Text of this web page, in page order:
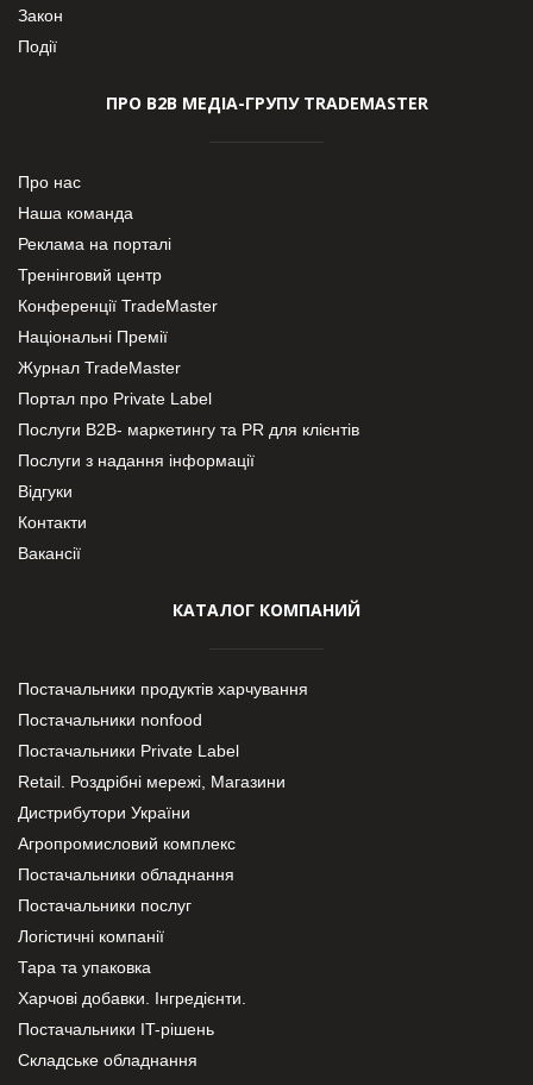
Закон
Події
ПРО В2В МЕДІА-ГРУПУ TRADEMASTER
Про нас
Наша команда
Реклама на порталі
Тренінговий центр
Конференції TradeMaster
Національні Премії
Журнал TradeMaster
Портал про Private Label
Послуги В2В- маркетингу та PR для клієнтів
Послуги з надання інформації
Відгуки
Контакти
Вакансії
КАТАЛОГ КОМПАНИЙ
Постачальники продуктів харчування
Постачальники nonfood
Постачальники Private Label
Retail. Роздрібні мережі, Магазини
Дистрибутори України
Агропромисловий комплекс
Постачальники обладнання
Постачальники послуг
Логістичні компанії
Тара та упаковка
Харчові добавки. Інгредієнти.
Постачальники IT-рішень
Складське обладнання